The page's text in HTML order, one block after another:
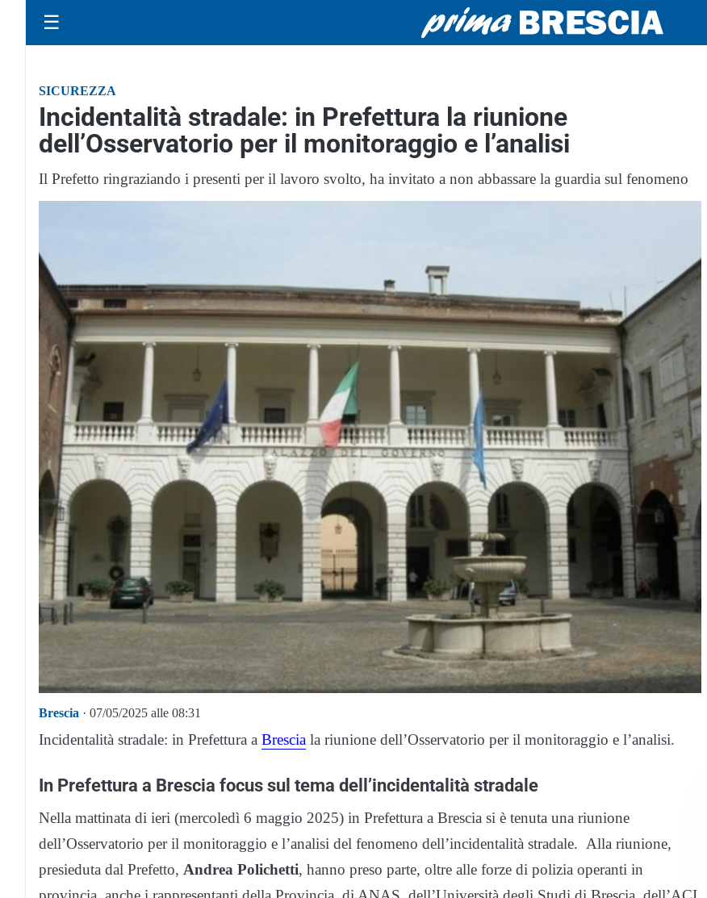
☰
SICUREZZA
Incidentalità stradale: in Prefettura la riunione
dell’Osservatorio per il monitoraggio e l’analisi
Il Prefetto ringraziando i presenti per il lavoro svolto, ha invitato a non abbassare la guardia sul fenomeno
Brescia · 07/05/2025 alle 08:31
Incidentalità stradale: in Prefettura a Brescia la riunione dell’Osservatorio per il monitoraggio e l’analisi.
In Prefettura a Brescia focus sul tema dell’incidentalità stradale
Nella mattinata di ieri (mercoledì 6 maggio 2025) in Prefettura a Brescia si è tenuta una riunione
dell’Osservatorio per il monitoraggio e l’analisi del fenomeno dell’incidentalità stradale. Alla riunione,
presieduta dal Prefetto, Andrea Polichetti, hanno preso parte, oltre alle forze di polizia operanti in